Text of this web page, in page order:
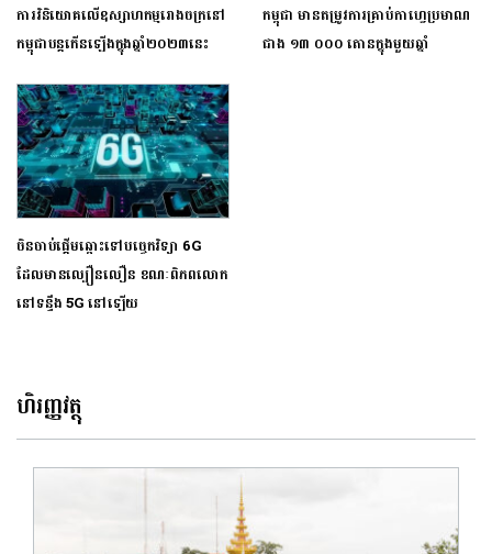
ការ​វិនិយោគលើឧស្សាហកម្ម​រោងចក្រ​នៅ
កម្ពុជាបន្ត​កើនឡើង​ក្នុងឆ្នាំ២០២៣​នេះ
កម្ពុជា មានតម្រូវការគ្រាប់កាហ្វេប្រមាណ
ជាង ១៣ ០០០ តោនក្នុងមួយឆ្នាំ
ចិនចាប់ផ្តើមឆ្ពោះទៅបច្ចេកវិទ្យា 6G
ដែលមានល្បឿនលឿន ខណៈពិភពលោក
នៅទន្ទឹង 5G នៅឡើយ
ហិរញ្ញវត្ថុ